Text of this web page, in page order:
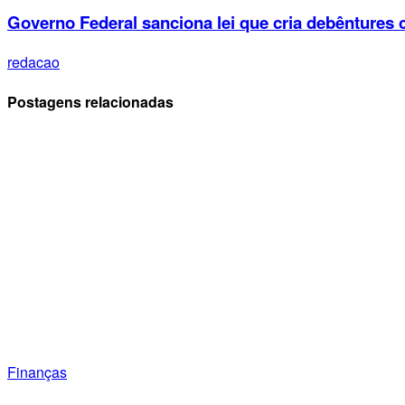
Governo Federal sanciona lei que cria debêntures
redacao
Postagens relacionadas
Finanças